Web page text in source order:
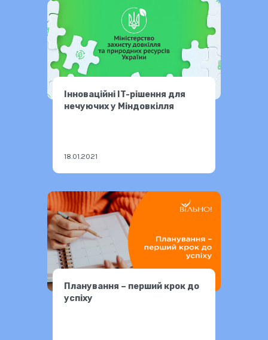
Інноваційні IT-рішення для
нечуючих у Міндовкілля
18.01.2021
Планування – перший крок до
успіху